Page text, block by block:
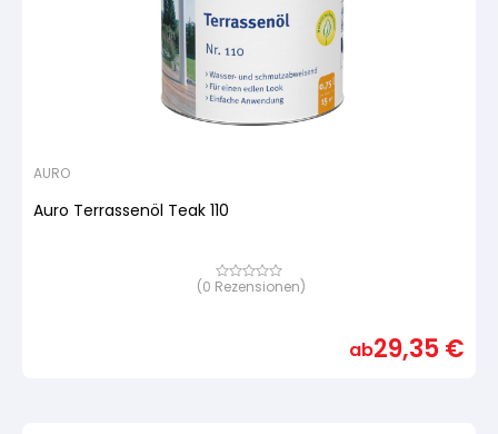
AURO
Auro Terrassenöl Teak 110
Bewertet
(0 Rezensionen)
ab29,35€